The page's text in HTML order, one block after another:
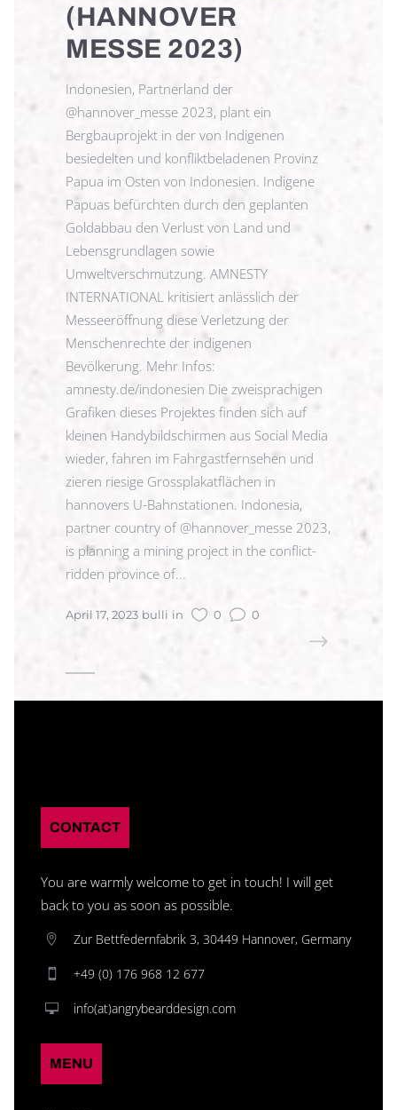
(HANNOVER
MESSE 2023)
Indonesien, Partnerland der
@hannover_messe 2023, plant ein
Bergbauprojekt in der von Indigenen
besiedelten und konfliktbeladenen Provinz
Papua im Osten von Indonesien. Indigene
Papuas befürchten durch den geplanten
Goldabbau den Verlust von Land und
Lebensgrundlagen sowie
Umweltverschmutzung. AMNESTY
INTERNATIONAL kritisiert anlässlich der
Messeeröffnung diese Verletzung der
Menschenrechte der indigenen
Bevölkerung. Mehr Infos:
amnesty.de/indonesien Die zweisprachigen
Grafiken dieses Projektes finden sich auf
kleinen Handybildschirmen aus Social Media
wieder, fahren im Fahrgastfernsehen und
zieren riesige Grossplakatflächen in
hannovers U-Bahnstationen. Indonesia,
partner country of @hannover_messe 2023,
is planning a mining project in the conflict-
ridden province of...
April 17, 2023 bulli in 0 0
CONTACT
You are warmly welcome to get in touch! I will get
back to you as soon as possible.
Zur Bettfedernfabrik 3, 30449 Hannover, Germany
+49 (0) 176 968 12 677
info(at)angrybearddesign.com
MENU